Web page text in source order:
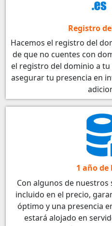
Registro
Hacemos el registro del
de que no cuentes con
el registro del dominio a
asegurar tu presencia en
1 año
Con algunos de
incluido en el precio,
óptimo y una presencia
estará alojado en